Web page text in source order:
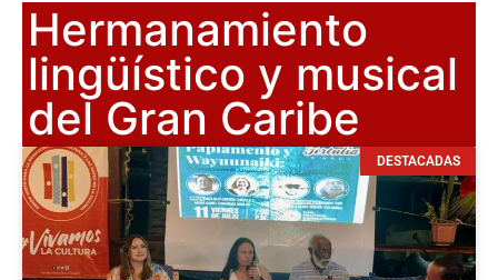
Hermanamiento
lingüístico y musical
del Gran Caribe
DESTACADAS